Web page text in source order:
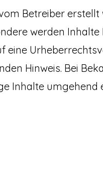
Betreiber
werden
eine
Hinweis. Bei
Inhalte umgehend